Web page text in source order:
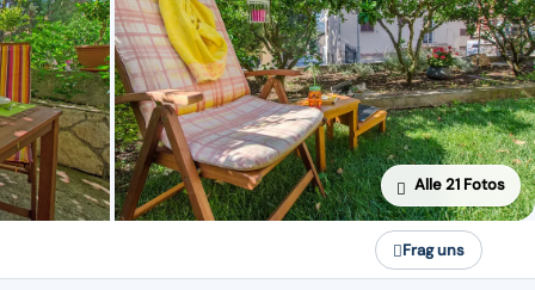
Alle 21 Fotos
Frag uns